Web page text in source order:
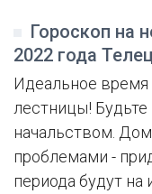
Гороскоп на
2022 года
Идеальное
лестницы!
начальством.
проблемами -
периода будут на